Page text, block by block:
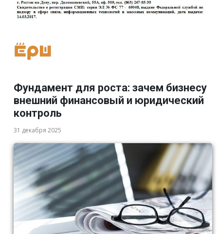
Фундамент для роста: зачем бизнесу
внешний финансовый и юридический
контроль
31 декабря 2025